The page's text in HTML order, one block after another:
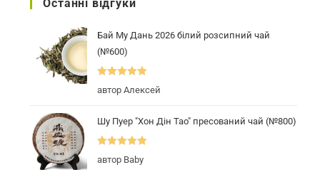
Останні відгуки
Бай Му Дань 2026 білий розсипний чай
(№600)
автор Алексей
Шу Пуер "Хон Дін Тао" пресований чай (№800)
Оцінено в
автор Baby